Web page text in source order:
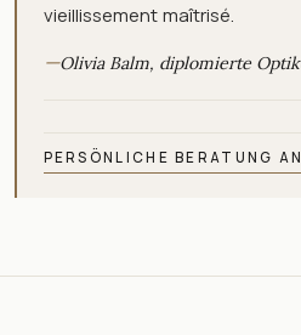
vieillissement maîtrisé.
—Olivia Balm, diplomierte
PERSÖNLICHE BERATUNG